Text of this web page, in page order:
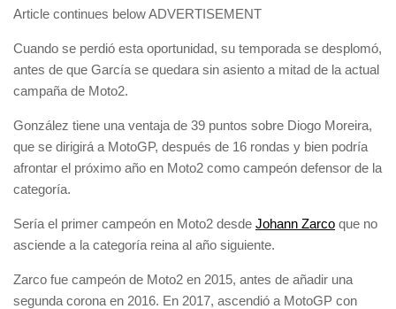
Article continues belowADVERTISEMENT
Cuando se perdió esta oportunidad, su temporada se desplomó,
antes de que García se quedara sin asiento a mitad de la actual
campaña de Moto2.
González tiene una ventaja de 39 puntos sobre Diogo Moreira,
que se dirigirá a MotoGP, después de 16 rondas y bien podría
afrontar el próximo año en Moto2 como campeón defensor de la
categoría.
Sería el primer campeón en Moto2 desde Johann Zarco que no
asciende a la categoría reina al año siguiente.
Zarco fue campeón de Moto2 en 2015, antes de añadir una
segunda corona en 2016. En 2017, ascendió a MotoGP con